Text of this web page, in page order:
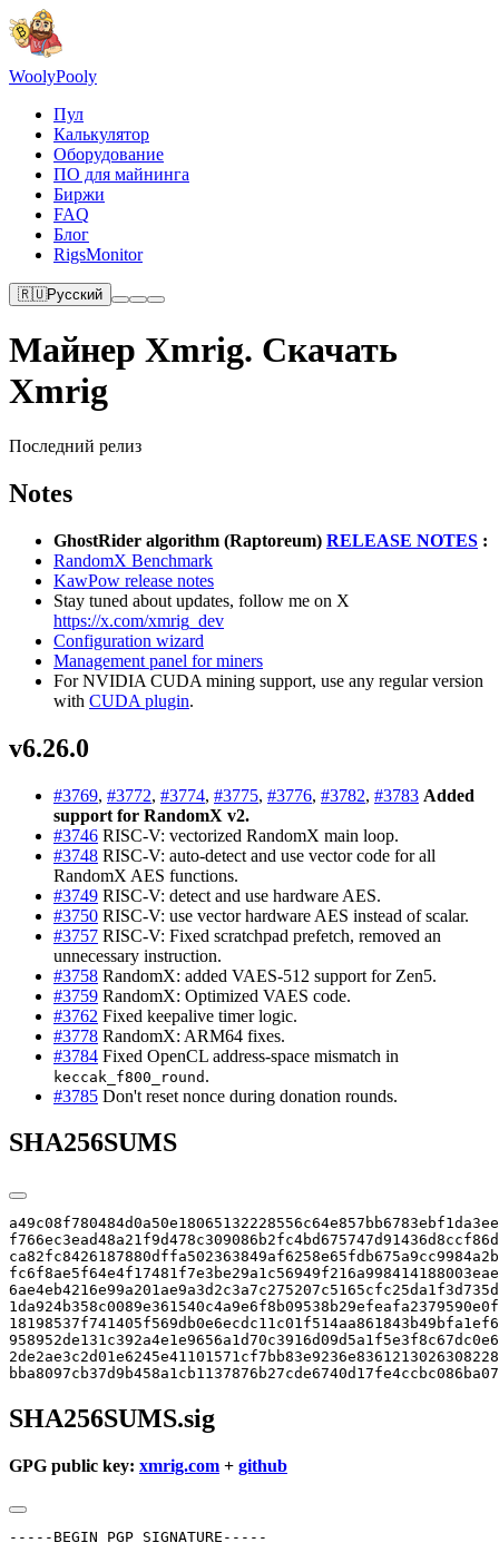
WoolyPooly
Пул
Калькулятор
Оборудование
ПО для майнинга
Биржи
FAQ
Блог
RigsMonitor
🇷🇺Русский
Майнер Xmrig. Скачать
Xmrig
Последний релиз
Notes
GhostRider algorithm (Raptoreum) RELEASE NOTES :
RandomX Benchmark
KawPow release notes
Stay tuned about updates, follow me on X
https://x.com/xmrig_dev
Configuration wizard
Management panel for miners
For NVIDIA CUDA mining support, use any regular version
with CUDA plugin.
v6.26.0
#3769, #3772, #3774, #3775, #3776, #3782, #3783 Added
support for RandomX v2.
#3746 RISC-V: vectorized RandomX main loop.
#3748 RISC-V: auto-detect and use vector code for all
RandomX AES functions.
#3749 RISC-V: detect and use hardware AES.
#3750 RISC-V: use vector hardware AES instead of scalar.
#3757 RISC-V: Fixed scratchpad prefetch, removed an
unnecessary instruction.
#3758 RandomX: added VAES-512 support for Zen5.
#3759 RandomX: Optimized VAES code.
#3762 Fixed keepalive timer logic.
#3778 RandomX: ARM64 fixes.
#3784 Fixed OpenCL address-space mismatch in
keccak_f800_round .
#3785 Don't reset nonce during donation rounds.
SHA256SUMS
SHA256SUMS.sig
GPG public key: xmrig.com + github
-----BEGIN PGP SIGNATURE-----